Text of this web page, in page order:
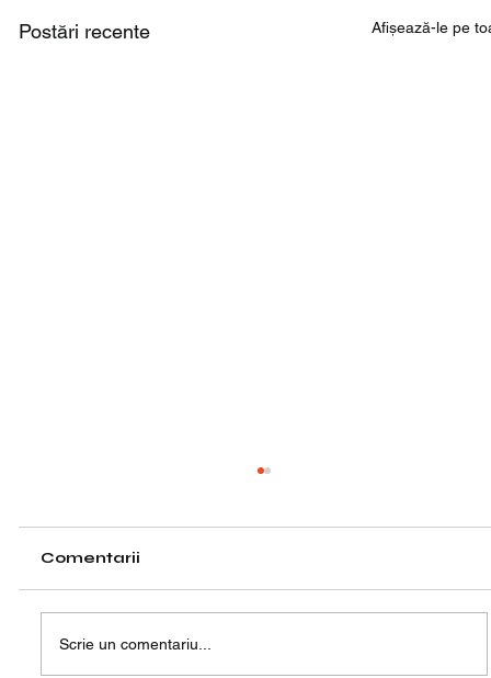
Postări recente Afișează-le pe
Comentarii
Scrie un comentariu...